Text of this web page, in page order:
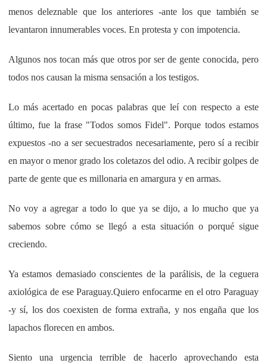
menos deleznable que los anteriores -ante los que también se
levantaron innumerables voces. En protesta y con impotencia.
Algunos nos tocan más que otros por ser de gente conocida, pero
todos nos causan la misma sensación a los testigos.
Lo más acertado en pocas palabras que leí con respecto a este
último, fue la frase "Todos somos Fidel". Porque todos estamos
expuestos -no a ser secuestrados necesariamente, pero sí a recibir
en mayor o menor grado los coletazos del odio. A recibir golpes de
parte de gente que es millonaria en amargura y en armas.
No voy a agregar a todo lo que ya se dijo, a lo mucho que ya
sabemos sobre cómo se llegó a esta situación o porqué sigue
creciendo.
Ya estamos demasiado conscientes de la parálisis, de la ceguera
axiológica de ese Paraguay.Quiero enfocarme en el otro Paraguay
-y sí, los dos coexisten de forma extraña, y nos engaña que los
lapachos florecen en ambos.
Siento una urgencia terrible de hacerlo aprovechando esta